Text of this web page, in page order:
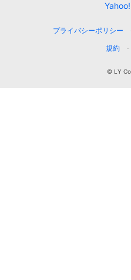
プライバシーポリシー
規約
© LY